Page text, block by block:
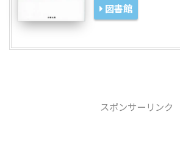
図書館
スポンサーリンク